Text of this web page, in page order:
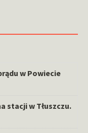
w Powiecie
stacji w Tłuszczu.